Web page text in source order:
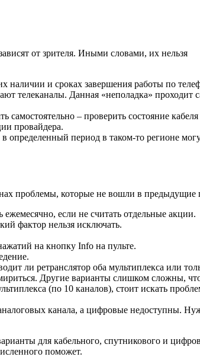
от зрителя. Иными словами, их нельзя
наличии и сроках завершения работы по
телеканалы. Данная «неполадка» проходит
– проверить состояние кабеля
провайдера.
определенный период в таком-то регионе
проблемы, которые не вошли в предыдущие
если не считать отдельные акции.
фактор нельзя исключать.
на кнопку Info на пульте.
ли ретранслятор оба мультиплекса или
Другие варианты слишком сложны,
(по 10 каналов), стоит искать
канала, а цифровые недоступны.
для кабельного, спутникового и
поможет.